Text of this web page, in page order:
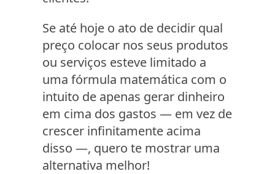
Se até hoje o ato de decidir qual
preço colocar nos seus produtos
ou serviços esteve limitado a
uma fórmula matemática com o
intuito de apenas gerar dinheiro
em cima dos gastos — em vez de
crescer infinitamente acima
disso —, quero te mostrar uma
alternativa melhor!